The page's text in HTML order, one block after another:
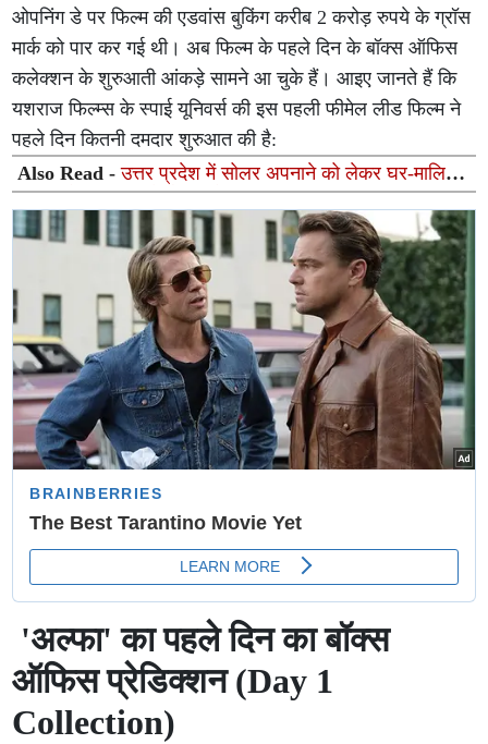
ओपनिंग डे पर फिल्म की एडवांस बुकिंग करीब 2 करोड़ रुपये के ग्रॉस
मार्क को पार कर गई थी। अब फिल्म के पहले दिन के बॉक्स ऑफिस
कलेक्शन के शुरुआती आंकड़े सामने आ चुके हैं। आइए जानते हैं कि
यशराज फिल्म्स के स्पाई यूनिवर्स की इस पहली फीमेल लीड फिल्म ने
पहले दिन कितनी दमदार शुरुआत की है:
Also Read -उत्तर प्रदेश में सोलर अपनाने को लेकर घर-मालिकों
की सबसे बड़ी चिंताएँ और उनके समाधान
'अल्फा' का पहले दिन का बॉक्स
ऑफिस प्रेडिक्शन (Day 1
Collection)